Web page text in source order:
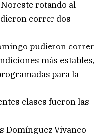
rotando al
correr dos
pudieron correr
más estables,
para la
clases fueron las
Domínguez Vivanco